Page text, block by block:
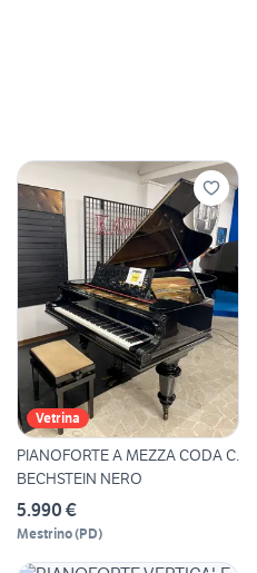
Vetrina
PIANOFORTE A MEZZA CODA C.
BECHSTEIN NERO
5.990 €
Mestrino(PD)